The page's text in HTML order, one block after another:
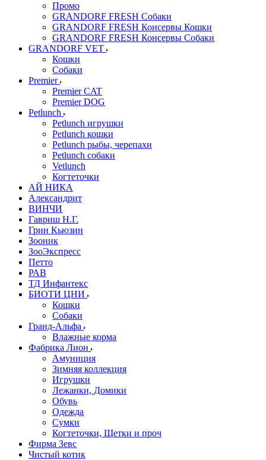
Промо
GRANDORF FRESH Собаки
GRANDORF FRESH Консервы Кошки
GRANDORF FRESH Консервы Собаки
GRANDORF VET
Кошки
Собаки
Premier
Premier CAT
Premier DOG
Petlunch
Petlunch игрушки
Petlunch кошки
Petlunch рыбы, черепахи
Petlunch собаки
Vetlunch
Когтеточки
АЙ НИКА
Александрит
ВИНЧИ
Гавриш Н.Г.
Грин Кьюзин
Зооник
ЗооЭкспресс
Петто
РАВ
ТД Инфантекс
БИОТИ ЦНИ
Кошки
Собаки
Гранд-Альфа
Влажные корма
Фабрика Лион
Амуниция
Зимняя коллекция
Игрушки
Лежанки, Домики
Обувь
Одежда
Сумки
Когтеточки, Щетки и проч
Фирма Зевс
Чистый котик